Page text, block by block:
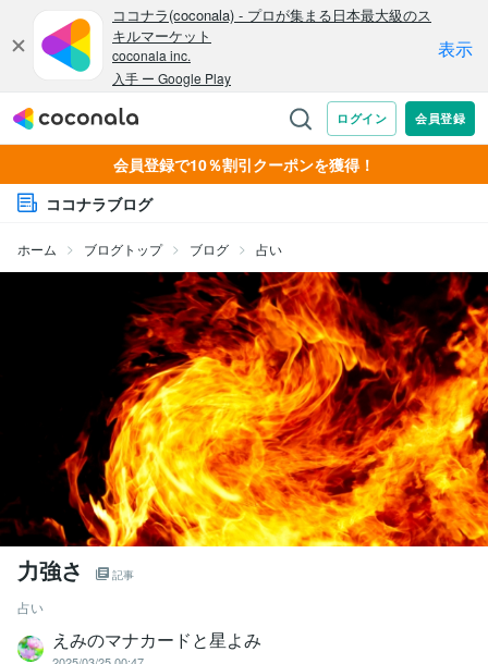
会員登録で10％割引クーポンを獲得！
ココナラブログ
ホーム ブログトップ ブログ 占い
力強さ 記事
占い
えみのマナカードと星よみ